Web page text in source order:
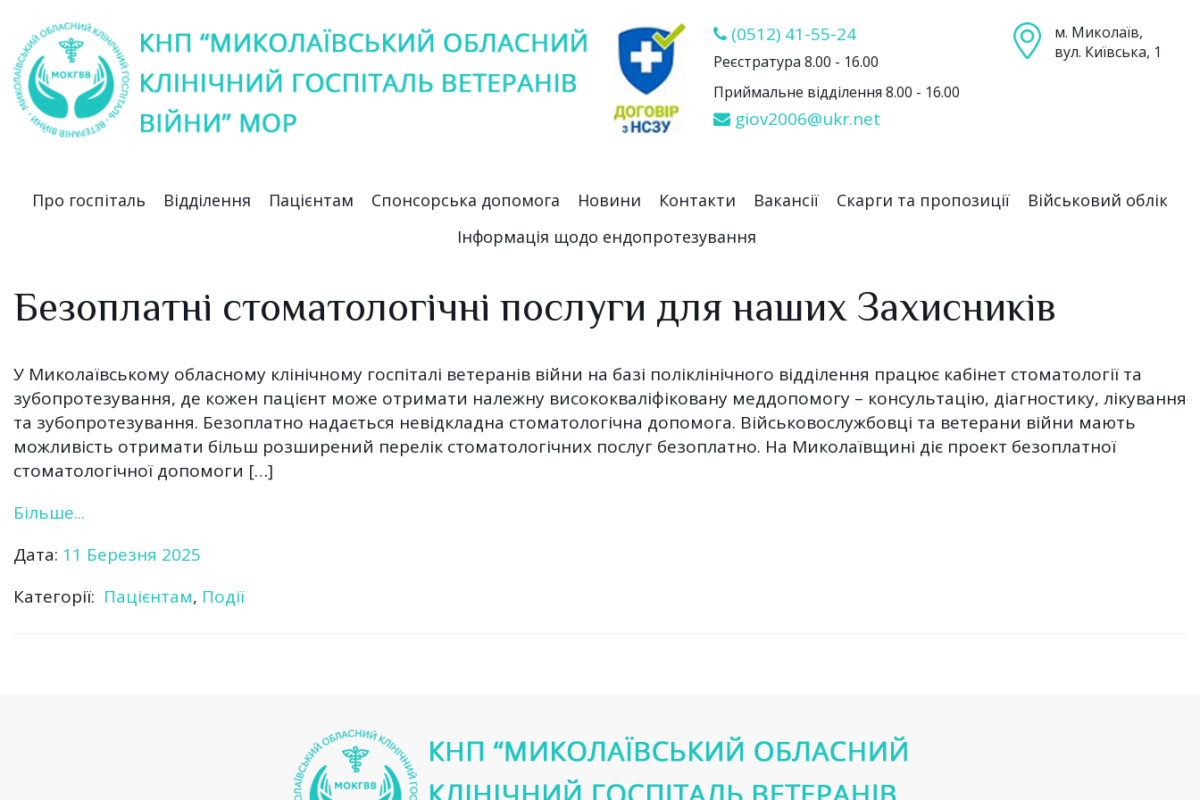
(0512) 41-55-24
Реєстратура 8.00 - 16.00
Приймальне відділення 8.00 - 16.00
giov2006@ukr.net
м. Миколаїв,
вул. Київська, 1
Про госпіталь Відділення Пацієнтам Спонсорська допомога Новини Контакти Вакансії Скарги та пропозиції
Військовий облік
Інформація щодо ендопротезування
Безоплатні стоматологічні послуги для наших Захисників
У Миколаївському обласному клінічному госпіталі ветеранів війни на базі поліклінічного відділення працює кабінет стоматології та
зубопротезування, де кожен пацієнт може отримати належну висококваліфіковану меддопомогу – консультацію, діагностику, лікування
та зубопротезування. Безоплатно надається невідкладна стоматологічна допомога. Військовослужбовці та ветерани війни мають
можливість отримати більш розширений перелік стоматологічних послуг безоплатно. На Миколаївщині діє проект безоплатної
стоматологічної допомоги […]
Більше...
Дата: 11 Березня 2025
Категорії: Пацієнтам, Події